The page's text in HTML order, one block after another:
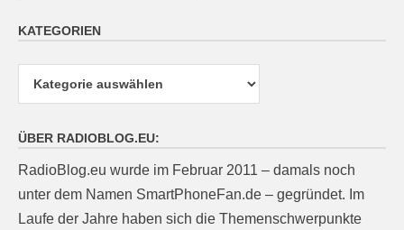
KATEGORIEN
ÜBER RADIOBLOG.EU:
RadioBlog.eu wurde im Februar 2011 – damals noch
unter dem Namen SmartPhoneFan.de – gegründet. Im
Laufe der Jahre haben sich die Themenschwerpunkte